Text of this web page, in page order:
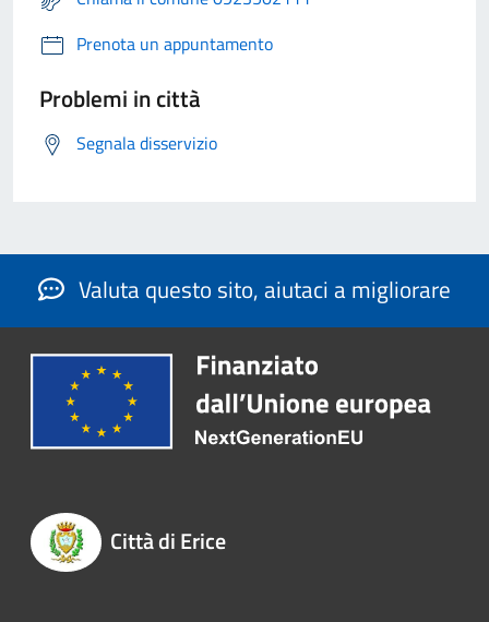
Prenota un appuntamento
Problemi in città
Segnala disservizio
Valuta questo sito, aiutaci a migliorare
Città di Erice